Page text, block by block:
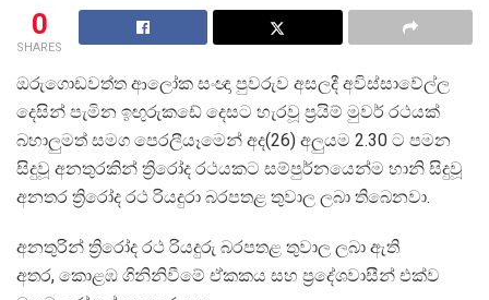
0
SHARES
ඔරුගොඩවත්ත ආලෝක සංඥා පුවරුව අසලදී අවිස්සාවේල්ල
දෙසින් පැමින ඉඟුරුකඩේ දෙසට හැරවූ ප්‍රයිම් මුවර් රථයක්
බහාලුමත් සමග පෙරලීයෑමෙන් අද(26) අලුයම 2.30 ට පමන
සිදුවූ අනතුරකින් ත්‍රිරෝද රථයකට සම්පුර්නයෙන්ම හානි සිදුවූ
අනතර ත්‍රිරෝද රථ රියදුරා බරපතළ තුවාල ලබා තිබෙනවා.
අනතුරින් ත්‍රිරෝද රථ රියදුරු බරපතළ තුවාල ලබා ඇති
අතර, කොළඹ ගිනිනිවීමේ ඒකකය සහ ප්‍රදේශවාසීන් එක්ව